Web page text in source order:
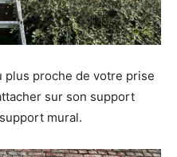
plus proche de votre prise
sur son support
mural.